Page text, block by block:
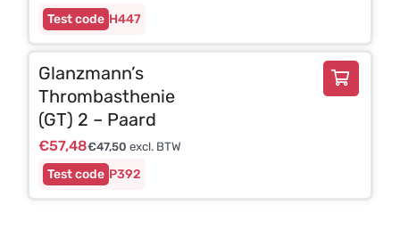
H447
P392
Glanzmann’s
Thrombasthenie
(GT) 2 – Paard
€57,48€47,50 excl. BTW